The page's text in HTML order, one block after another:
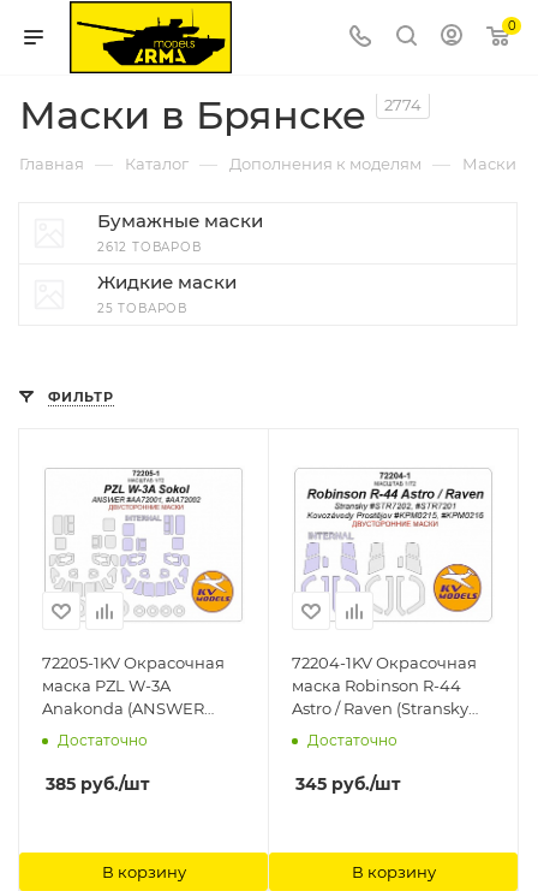
0
Маски в Брянске 2774
Главная — Каталог — Дополнения к моделям — Маски
Бумажные маски
2612 ТОВАРОВ
Жидкие маски
25 ТОВАРОВ
ФИЛЬТР
72205-1KV Окрасочная
маска PZL W-3A
Anakonda (ANSWER
#AA72001, #AA72002) -
(двусторонние маски) +
маски на диски и колеса
KV Models
Достаточно
385 руб./шт
В корзину
72204-1KV Окрасочная
маска Robinson R-44
Astro / Raven (Stransky
#STR7202, #STR7201 /
Kovoz?vody Prost?jov
#KPM0215, #KPM0216) -
(двусторонние маски) +
Достаточно
345 руб./шт
В корзину